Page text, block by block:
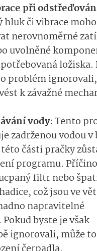
při
hluk či vibrace
nerovnoměrné
uvolněné
ložiska.
problém
k závažné
vody: Tento
zadrženou vodou v
této části pračky
programu.
filtr nebo
což jsou ve
napravitelné
byste je však
ignorovali, může